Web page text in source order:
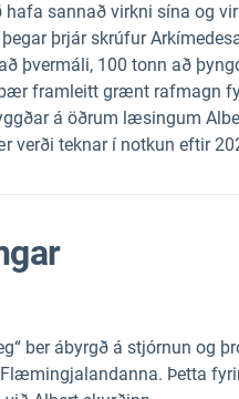
hafa sannað virkni sína og
þrjár skrúfur
þvermáli, 100 tonn að
framleitt grænt rafmagn
á öðrum læsingum
verði teknar í notkun eftir
ber ábyrgð á stjórnun og
Þetta